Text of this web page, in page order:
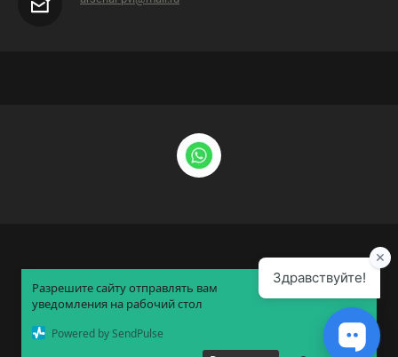
Разрешите сайту отправлять вам
уведомления на рабочий стол
Powered by SendPulse
×